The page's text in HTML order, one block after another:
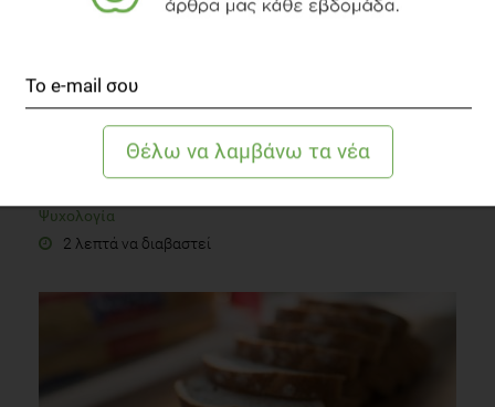
Ψυχολογία
2 λεπτά να διαβαστεί